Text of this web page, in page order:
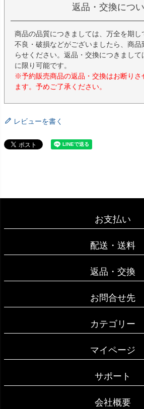
返品・交換につ
商品の品質につきましては、万全を期
不良・破損などがございましたら、商
らせください。返品・交換につきまして
に限り可能です。
※予約販売商品の返品・交換はお断りさ
ます。予めご了承ください。
レビューを書く
お支払い
配送・送料
返品・交換
お問合せ先
カテゴリー
マイページ
サポート
会社概要